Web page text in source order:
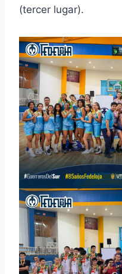
(tercer lugar).